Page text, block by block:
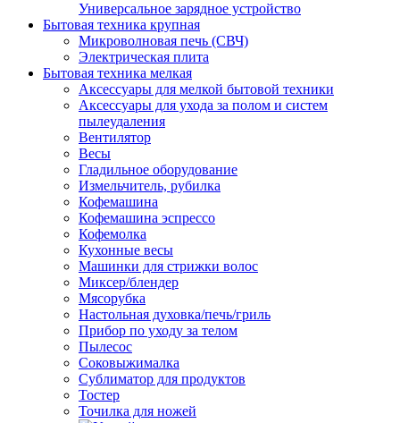
Универсальное зарядное устройство
Бытовая техника крупная
Микроволновая печь (СВЧ)
Электрическая плита
Бытовая техника мелкая
Аксессуары для мелкой бытовой техники
Аксессуары для ухода за полом и систем
пылеудаления
Вентилятор
Весы
Гладильное оборудование
Измельчитель, рубилка
Кофемашина
Кофемашина эспрессо
Кофемолка
Кухонные весы
Машинки для стрижки волос
Миксер/блендер
Мясорубка
Настольная духовка/печь/гриль
Прибор по уходу за телом
Пылесос
Соковыжималка
Сублиматор для продуктов
Тостер
Точилка для ножей